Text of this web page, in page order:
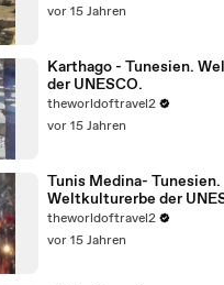
vor 15 Jahren
Karthago - Tunesien.
der UNESCO.
theworldoftravel2
vor 15 Jahren
Tunis Medina- Tunesien.
Weltkulturerbe der
theworldoftravel2
vor 15 Jahren